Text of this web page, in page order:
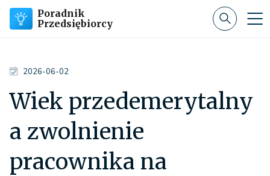
Poradnik
Przedsiębiorcy
2026-06-02
Wiek przedemerytalny
a zwolnienie
pracownika na